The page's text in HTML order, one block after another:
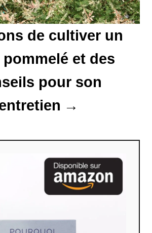
de cultiver un
pommelé et des
pour son